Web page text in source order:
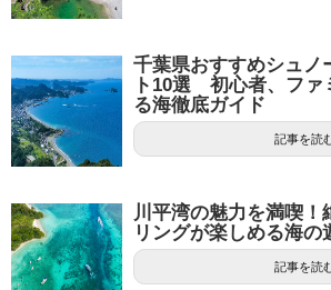
千葉県おすすめシュノ
ト10選 初心者、ファ
る海徹底ガイド
記事を読
川平湾の魅力を満喫！
リングが楽しめる海の
記事を読